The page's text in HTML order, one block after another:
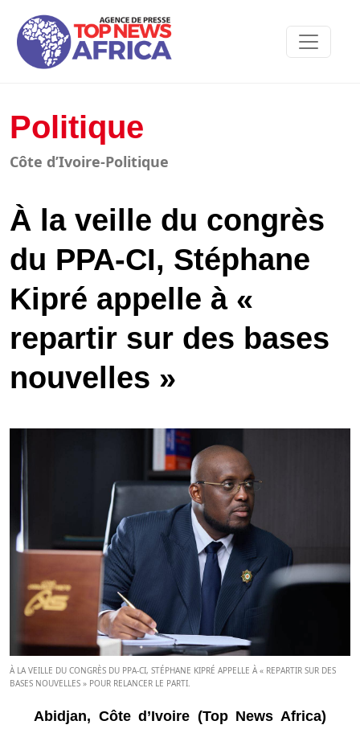
Politique
Côte d’Ivoire-Politique
À la veille du congrès
du PPA-CI, Stéphane
Kipré appelle à «
repartir sur des bases
nouvelles »
À LA VEILLE DU CONGRÈS DU PPA-CI, STÉPHANE KIPRÉ APPELLE À « REPARTIR SUR DES
BASES NOUVELLES » POUR RELANCER LE PARTI.
Abidjan, Côte d’Ivoire (Top News Africa)